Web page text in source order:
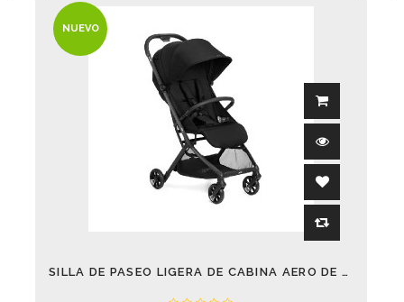
NUEVO
SILLA DE PASEO LIGERA DE CABINA AERO DE JANÉ